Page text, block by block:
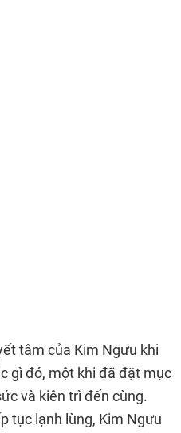
tâm của Kim Ngưu khi
gì đó, một khi đã đặt mục
và kiên trì đến cùng.
tục lạnh lùng, Kim Ngưu